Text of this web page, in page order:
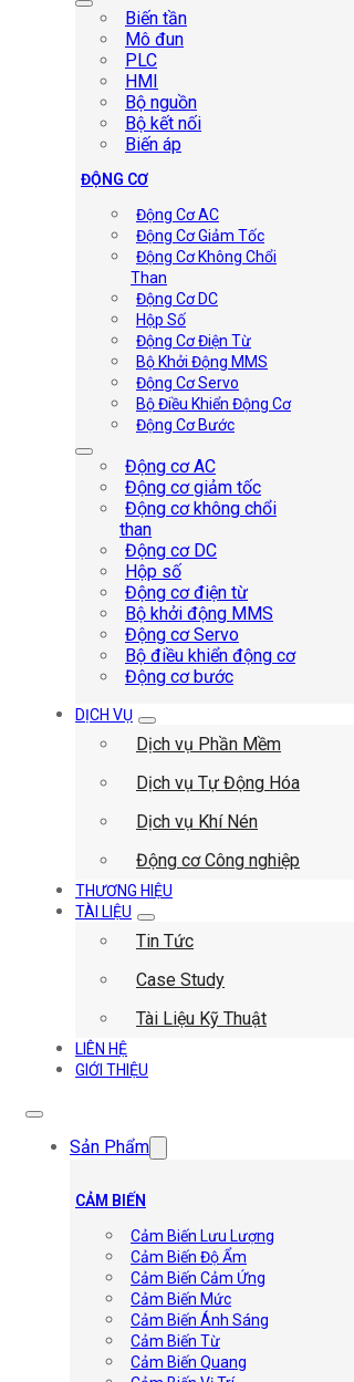
Biến tần
Mô đun
PLC
HMI
Bộ nguồn
Bộ kết nối
Biến áp
ĐỘNG CƠ
Động Cơ AC
Động Cơ Giảm Tốc
Động Cơ Không Chổi
Than
Động Cơ DC
Hộp Số
Động Cơ Điện Từ
Bộ Khởi Động MMS
Động Cơ Servo
Bộ Điều Khiển Động Cơ
Động Cơ Bước
Động cơ AC
Động cơ giảm tốc
Động cơ không chổi
than
Động cơ DC
Hộp số
Động cơ điện từ
Bộ khởi động MMS
Động cơ Servo
Bộ điều khiển động cơ
Động cơ bước
DỊCH VỤ
Dịch vụ Phần Mềm
Dịch vụ Tự Động Hóa
Dịch vụ Khí Nén
Động cơ Công nghiệp
THƯƠNG HIỆU
TÀI LIỆU
Tin Tức
Case Study
Tài Liệu Kỹ Thuật
LIÊN HỆ
GIỚI THIỆU
Sản Phẩm
CẢM BIẾN
Cảm Biến Lưu Lượng
Cảm Biến Độ Ẩm
Cảm Biến Cảm Ứng
Cảm Biến Mức
Cảm Biến Ánh Sáng
Cảm Biến Từ
Cảm Biến Quang